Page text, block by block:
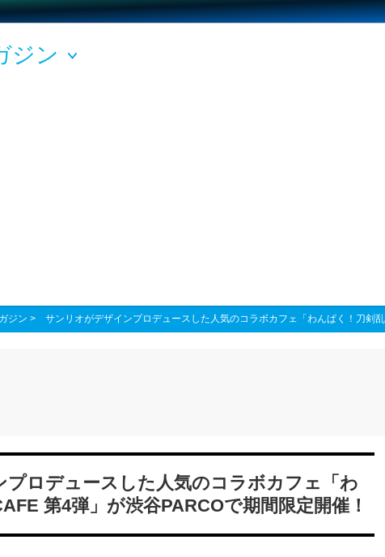
ジン
ジン > サンリオがデザインプロデュースした人気のコラボカフェ「わんぱく！刀剣
ロデュースした人気のコラボカフェ「わ
第4弾」が渋谷PARCOで期間限定開催！